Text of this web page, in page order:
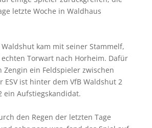
letzte Woche in Waldhaus
Waldshut kam mit seiner Stammelf,
Torwart nach Horheim. Dafür
Zengin ein Feldspieler zwischen
ESV ist hinter dem VfB Waldshut 2
ein Aufstiegskandidat.
den Regen der letzten Tage